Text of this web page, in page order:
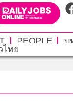
PEOPLE บ
ไทย